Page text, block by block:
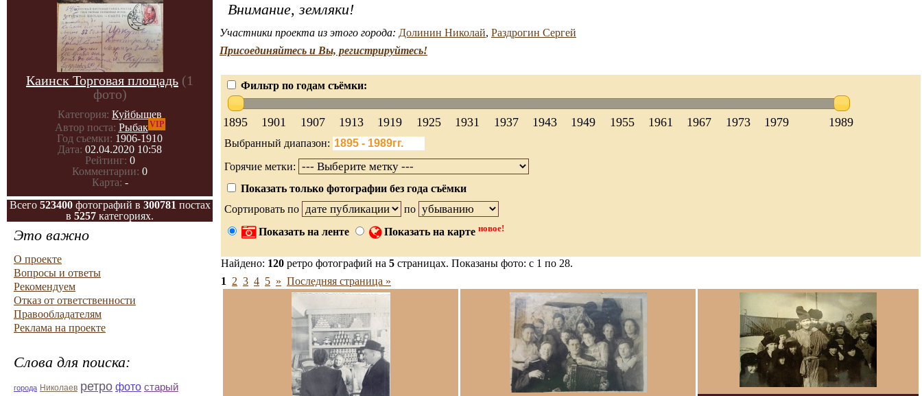
Каинск Торговая площадь (1
фото)
Категория: Куйбышев
Автор поста: РыбакVIP
Год съемки: 1906-1910
Дата: 02.04.2020 10:58
Рейтинг: 0
Комментарии: 0
Карта: -
Всего 523400фотографий в 300781 постах
в 5257 категориях.
Это важно
О проекте
Вопросы и ответы
Рекомендуем
Отказ от ответственности
Правообладателям
Реклама на проекте
Слова для поиска:
города Николаев ретро фото старый
Внимание, земляки!
Участники проекта из этого города: Долинин Николай, Раздрогин Сергей
Присоединяйтесь и Вы, регистрируйтесь!
Фильтр по годам съёмки:
1895 1901 1907 1913 1919 1925 1931 1937 1943 1949 1955 1961 1967 1973 1979 1989
Выбранный диапазон:
Горячие метки:
Показать только фотографии без года съёмки
Сортировать по
по
Показать на ленте
Показать на карте новое!
Найдено: 120 ретро фотографий на 5 страницах. Показаны фото: с 1 по 28.
1
2 3 4 5 » Последняя страница »